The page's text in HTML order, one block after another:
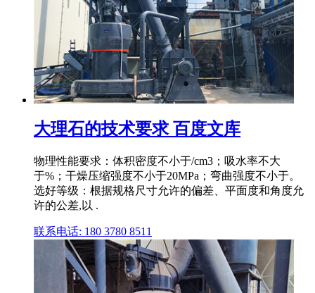
大理石的技术要求 百度文库
物理性能要求：体积密度不小于/cm3；吸水率不大
于%；干燥压缩强度不小于20MPa；弯曲强度不小于。
选好等级：根据规格尺寸允许的偏差、平面度和角度允
许的公差,以 .
联系电话: 180 3780 8511